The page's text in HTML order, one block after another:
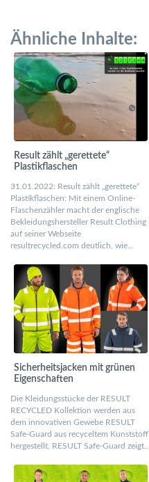
Ähnliche Inhalte:
Result zählt „gerettete“
Plastikflaschen
31.01.2022: Result zählt „gerettete“
Plastikflaschen: Mit einem Online-
Flaschenzähler macht der englische
Bekleidungshersteller Result Clothing
auf seiner Webseite
resultrecycled.com deutlich, wie…
Sicherheitsjacken mit grünen
Eigenschaften
Die Kleidungsstücke der RESULT
RECYCLED Kollektion werden aus
dem innovativen Gewebe RESULT
Safe-Guard aus recyceltem Kunststoff
hergestellt. RESULT Safe-Guard zeigt…